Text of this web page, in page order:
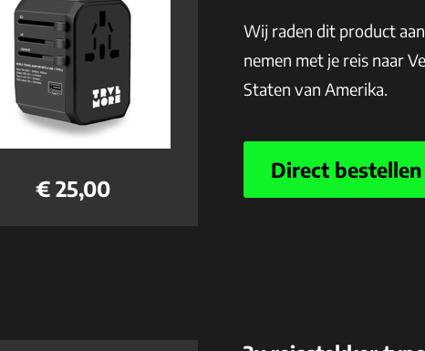
€ 25,00
Wij raden dit product
nemen met je reis naar
Staten van Amerika.
Direct bestellen